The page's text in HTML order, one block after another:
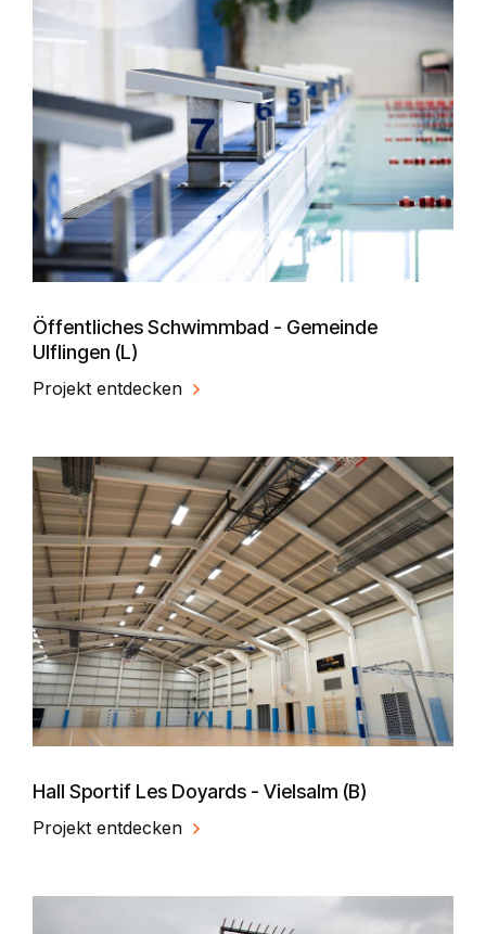
Öffentliches Schwimmbad - Gemeinde
Ulflingen (L)
Projekt entdecken
Hall Sportif Les Doyards - Vielsalm (B)
Projekt entdecken